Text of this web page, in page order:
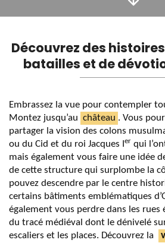
Découvrez des
batailles et de
Embrassez la vue pour contempler
Montez jusqu’au château . Vous
partager la vision des colons
ou du Cid et du roi Jacques I
er qui
mais également vous faire une idée
de cette structure qui surplombe la
pouvez descendre par le centre
certains bâtiments emblématiques
également vous perdre dans les rues
du tracé médiéval dont le dénivelé
escaliers et les places. Découvrez la